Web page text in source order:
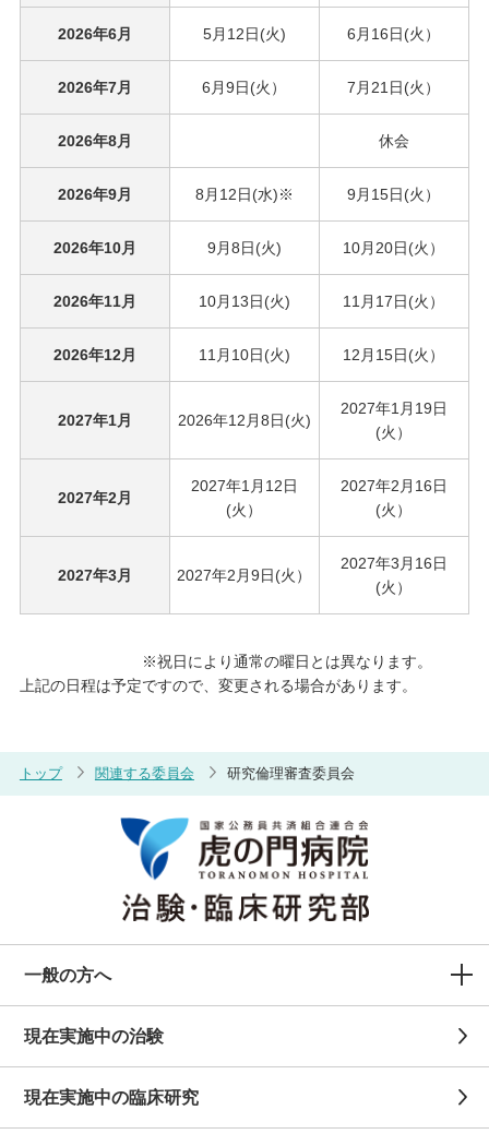
2026年6月 5月12日(火) 6月16日(火）
2026年7月 6月9日(火） 7月21日(火）
2026年8月 休会
2026年9月 8月12日(水)※ 9月15日(火）
2026年10月 9月8日(火) 10月20日(火）
2026年11月 10月13日(火) 11月17日(火）
2026年12月 11月10日(火) 12月15日(火）
2027年1月 2026年12月8日(火)
2027年1月19日
(火）
2027年2月
2027年1月12日
(火）
2027年2月16日
(火）
2027年3月 2027年2月9日(火）
2027年3月16日
(火）
※祝日により通常の曜日とは異なります。
上記の日程は予定ですので、変更される場合があります。
トップ 関連する委員会 研究倫理審査委員会
一般の方へ
現在実施中の治験
現在実施中の臨床研究